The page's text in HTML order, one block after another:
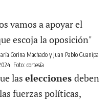
Corina Machado y Juan Pablo Guanipa
Foto: cortesía
las elecciones deben
fuerzas políticas,